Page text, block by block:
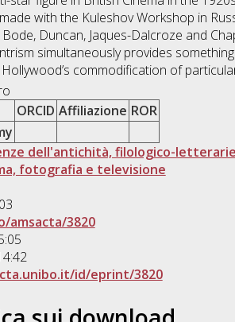
with the Kuleshov Workshop in
Duncan, Jaques-Dalcroze and
simultaneously provides
commodification of
ORCID Affiliazione ROR
dell'antichità, filologico-
fotografia e televisione
amsacta/3820
id/eprint/3820